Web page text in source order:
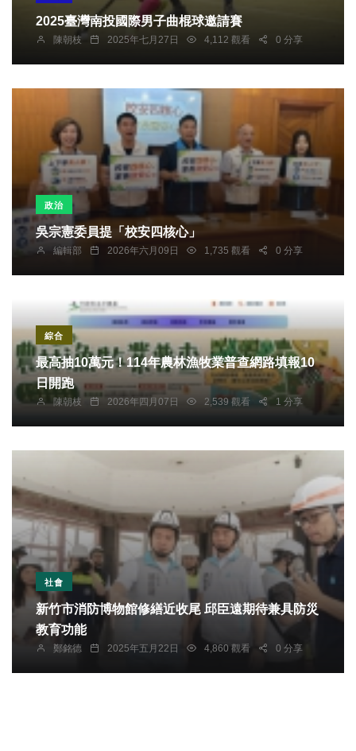
2025臺灣南投國際男子曲棍球邀請賽
陳朝枝 2025年七月27日 4,112 觀看 0 分享
政治
吳宗憲委員提「校安四核心」
編輯部 2026年六月09日 1,735 觀看 0 分享
綜合
最高抽10萬元！114年農林漁牧業普查網路填報10
日開跑
陳朝枝 2026年四月07日 2,539 觀看 1 分享
社會
新竹市消防博物館修繕近收尾 邱臣遠期待兼具防災
教育功能
鄭銘德 2025年五月22日 4,860 觀看 0 分享